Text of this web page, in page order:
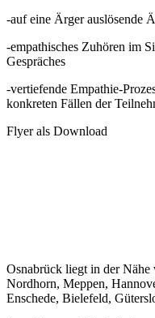
-auf eine Ärger auslösende
-empathisches Zuhören im
Gespräches
-vertiefende Empathie-
konkreten Fällen der
Flyer als Download
Osnabrück liegt in der
Nordhorn, Meppen,
Enschede, Bielefeld,